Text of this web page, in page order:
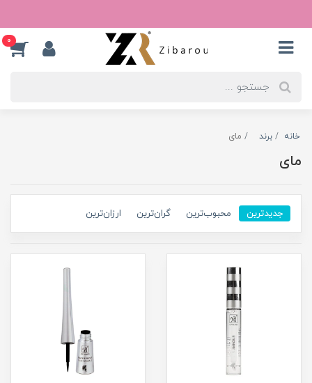
0
خانه برند مای
مای
جدیدترین محبوب‌ترین گران‌ترین ارزان‌ترین